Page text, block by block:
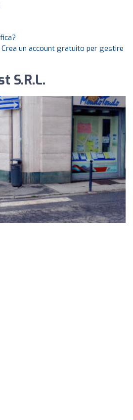
un account gratuito per gestire
S.R.L.